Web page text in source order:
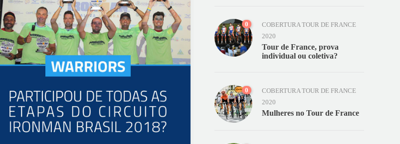
0
COBERTURA TOUR DE FRANCE
2020
Tour de France, prova
individual ou coletiva?
0
COBERTURA TOUR DE FRANCE
2020
Mulheres no Tour de France